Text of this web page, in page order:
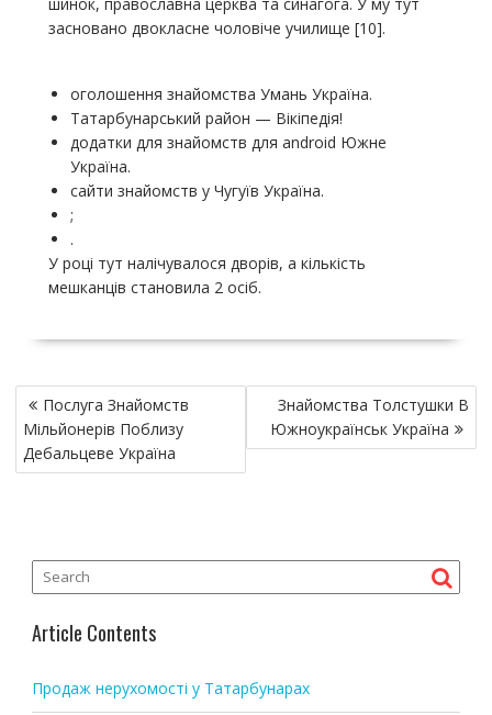
засновано двокласне чоловіче училище [10].
оголошення знайомства Умань Україна.
Татарбунарський район — Вікіпедія!
додатки для знайомств для android Южне
Україна.
сайти знайомств у Чугуїв Україна.
;
.
У році тут налічувалося дворів, а кількість
мешканців становила 2 осіб.
P
o
s
t
Послуга Знайомств
Мільйонерів Поблизу
Дебальцеве Україна
Знайомства Толстушки В
Южноукраїнськ Україна
Article Contents
Продаж нерухомості у Татарбунарах